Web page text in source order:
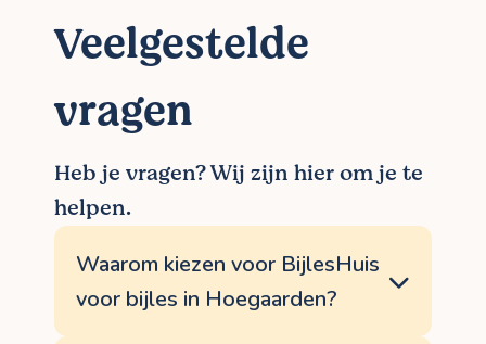
Veelgestelde
vragen
Heb je vragen? Wij zijn hier om je te
helpen.
Waarom kiezen voor BijlesHuis
voor bijles in Hoegaarden?